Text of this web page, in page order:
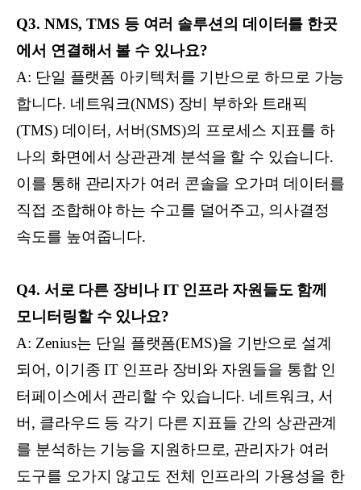
Q3. NMS, TMS 등 여러 솔루션의 데이터를 한곳
에서 연결해서 볼 수 있나요?
A: 단일 플랫폼 아키텍처를 기반으로 하므로 가능
합니다. 네트워크(NMS) 장비 부하와 트래픽
(TMS) 데이터, 서버(SMS)의 프로세스 지표를 하
나의 화면에서 상관관계 분석을 할 수 있습니다.
이를 통해 관리자가 여러 콘솔을 오가며 데이터를
직접 조합해야 하는 수고를 덜어주고, 의사결정
속도를 높여줍니다.
Q4. 서로 다른 장비나 IT 인프라 자원들도 함께
모니터링할 수 있나요?
A: Zenius는 단일 플랫폼(EMS)을 기반으로 설계
되어, 이기종 IT 인프라 장비와 자원들을 통합 인
터페이스에서 관리할 수 있습니다. 네트워크, 서
버, 클라우드 등 각기 다른 지표들 간의 상관관계
를 분석하는 기능을 지원하므로, 관리자가 여러
도구를 오가지 않고도 전체 인프라의 가용성을 한